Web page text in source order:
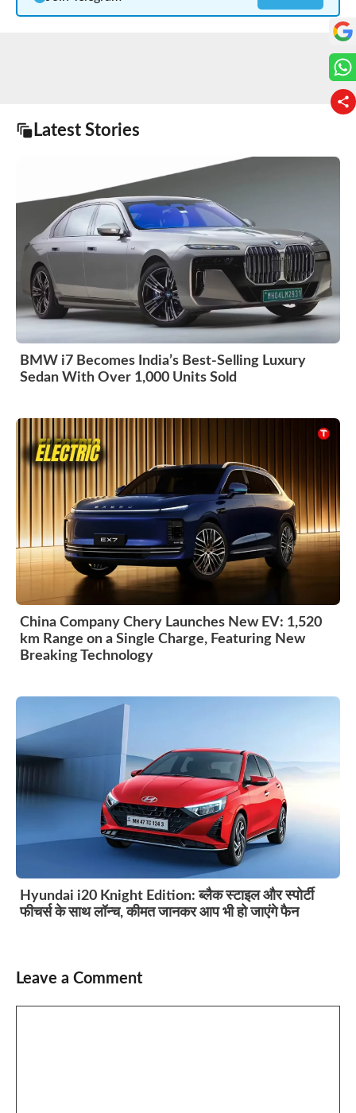
Latest Stories
BMW i7 Becomes India’s Best-Selling Luxury
Sedan With Over 1,000 Units Sold
China Company Chery Launches New EV: 1,520
km Range on a Single Charge, Featuring New
Breaking Technology
Hyundai i20 Knight Edition: ब्लैक स्टाइल और स्पोर्टी
फीचर्स के साथ लॉन्च, कीमत जानकर आप भी हो जाएंगे फैन
Leave a Comment